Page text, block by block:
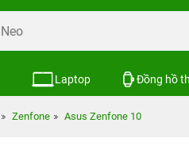
Laptop Đồng hồ
Zenfone Asus Zenfone 10